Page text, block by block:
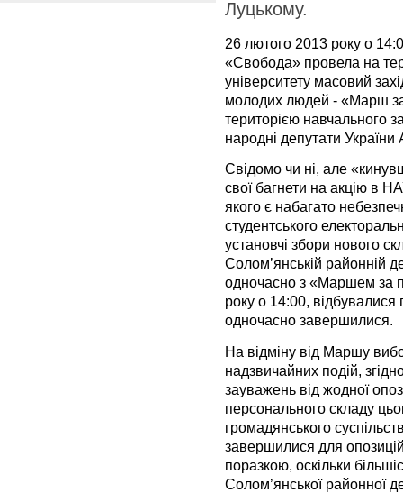
Луцькому.
26 лютого 2013 року о
«Свобода» провела на
університету масовий
молодих людей - «Марш
територією навчального
народні депутати
Свідомо чи ні, але
свої багнети на акцію в
якого є набагато
студентського
установчі збори нового
Солом’янській районній
одночасно з «Маршем за
року о 14:00,
одночасно завершилися.
На відміну від Маршу
надзвичайних подій,
зауважень від жодної
персонального складу
громадянського
завершилися для
поразкою, оскільки
Солом’янської районної